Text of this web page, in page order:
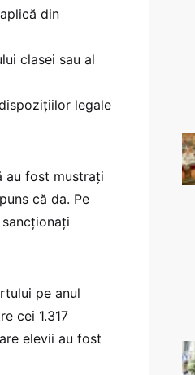
din
clasei sau al
legale
au fost mustrați
că da. Pe
pe anul
cei 1.317
elevii au fost